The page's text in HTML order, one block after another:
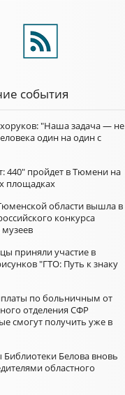
события
"Наша задача — не
один на один с
440" пройдет в Тюмени на
площадках
области вышла в
конкурса
приняли участие в
"ГТО: Путь к знаку
по больничным от
отделения СФР
смогут получить уже в
Библиотеки Белова вновь
областного